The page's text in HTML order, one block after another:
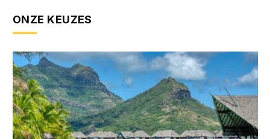
ONZE KEUZES